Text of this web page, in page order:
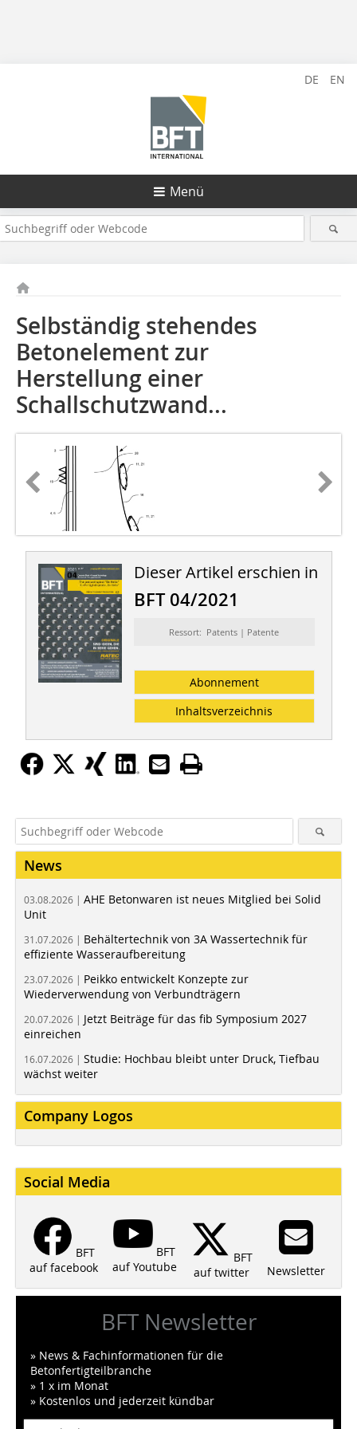
DE EN
Menü
Selbständig stehendes
Betonelement zur
Herstellung einer
Schallschutzwand...
Dieser Artikel erschien in
BFT 04/2021
Ressort: Patents | Patente
Abonnement
Inhaltsverzeichnis
News
03.08.2026 | AHE Betonwaren ist neues Mitglied bei Solid
Unit
31.07.2026 | Behältertechnik von 3A Wassertechnik für
effiziente Wasseraufbereitung
23.07.2026 | Peikko entwickelt Konzepte zur
Wiederverwendung von Verbundträgern
20.07.2026 | Jetzt Beiträge für das fib Symposium 2027
einreichen
16.07.2026 | Studie: Hochbau bleibt unter Druck, Tiefbau
wächst weiter
Company Logos
Social Media
BFT
auf facebook
BFT
auf Youtube
BFT
auf twitter
Newsletter
BFT Newsletter
» News & Fachinformationen für die
Betonfertigteilbranche
» 1 x im Monat
» Kostenlos und jederzeit kündbar